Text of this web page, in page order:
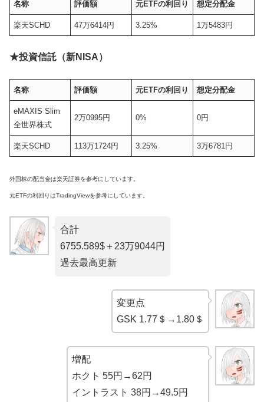
名称 評価額 元ETFの利回り 想定分配金
楽天SCHD 47万6414円 3.25% 1万5483円
★投資信託（新NISA）
名称 評価額 元ETFの利回り 想定分配金
eMAXIS Slim
全世界株式
2万0995円 0% 0円
楽天SCHD 113万1724円 3.25% 3万6781円
外国株の配当金は楽天証券を参考にしています。
元ETFの利回りはTradingViewを参考にしています。
合計
6755.589$＋23万9044円
過去最高更新
変更点
GSK 1.77＄→1.80＄
増配
ホクト 55円→62円
イントラスト 38円→49.5円